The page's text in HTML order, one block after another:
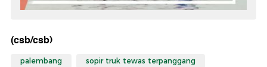
(csb/csb)
palembang sopir truk tewas terpanggang